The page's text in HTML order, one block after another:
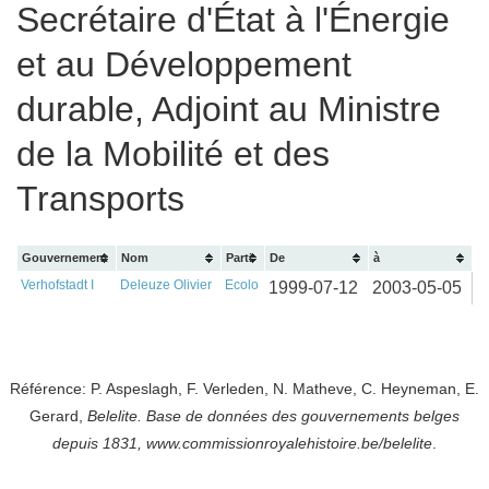
Secrétaire d'État à l'Énergie
et au Développement
durable, Adjoint au Ministre
de la Mobilité et des
Transports
Gouvernement Nom Parti De à
Verhofstadt I Deleuze Olivier Ecolo 1999-07-12 2003-05-05
Référence: P. Aspeslagh, F. Verleden, N. Matheve, C. Heyneman, E.
Gerard, Belelite. Base de données des gouvernements belges
depuis 1831, www.commissionroyalehistoire.be/belelite